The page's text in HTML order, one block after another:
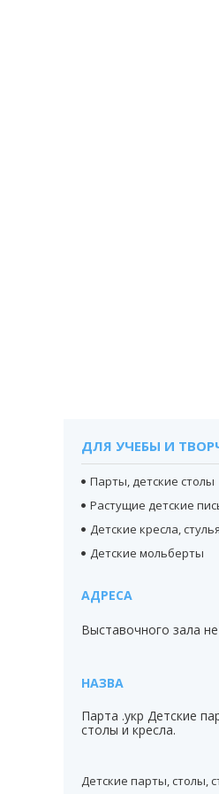
ДЛЯ УЧЕБЫ И
Парты, детские столы
Растущие детские
Детские кресла, стулья
Детские мольберты
Выставочного зала
Парта .укр Детские
столы и кресла.
Детские парты, столы,